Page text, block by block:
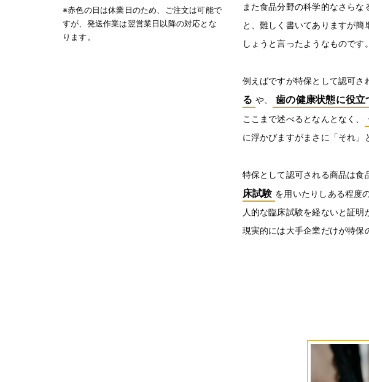
また食品分野の科学的なさらな
と、難しく書いてありますが
しょうと言ったようなものです。
例えばですが特保として認可さ
る や、 歯の健康状態に役立
ここまで述べるとなんとなく、
に浮かびますがまさに「それ」
特保として認可される商品は
床試験 を用いたりしある程度
人的な臨床試験を経ないと証明
現実的には大手企業だけが特保
※赤色の日は休業日のため、ご注文は可能で
すが、発送作業は翌営業日以降の対応とな
ります。